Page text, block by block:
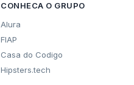
CONHECA O GRUPO
Alura
FIAP
Casa do Codigo
Hipsters.tech